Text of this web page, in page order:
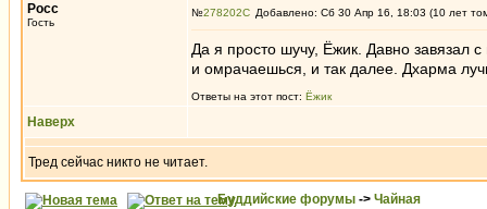
Росс
Гость
№278202 Добавлено: Сб 30 Апр 16, 18:03 (10 лет
Да я просто шучу, Ёжик. Давно завязал
и омрачаешься, и так далее. Дхарма
Ответы на этот пост: Ёжик
Наверх
Тред сейчас никто не читает.
Буддийские форумы -> Чайная